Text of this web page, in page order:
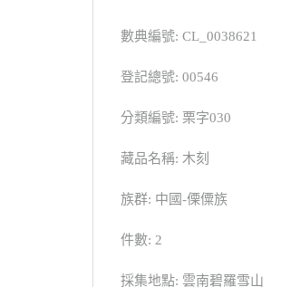
數典編號: CL_0038621
登記總號: 00546
分類編號: 栗字030
藏品名稱: 木刻
族群: 中國-傈僳族
件數: 2
採集地點: 雲南碧羅雪山